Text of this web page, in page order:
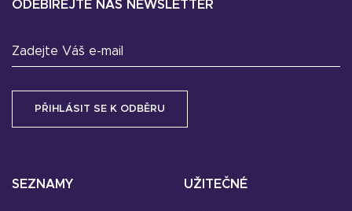
SEZNAMY UŽITEČNÉ
ODEBÍREJTE NÁŠ NEWSLETTER
Zadejte Váš e-mail